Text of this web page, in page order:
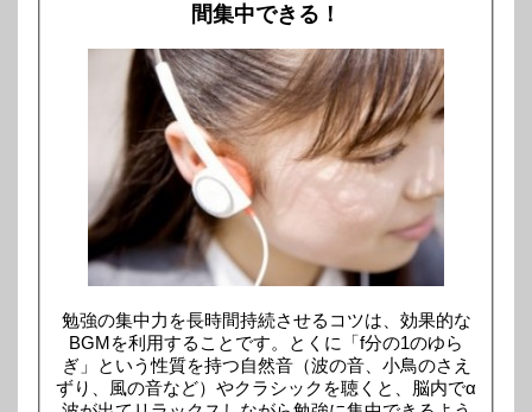
間集中できる！
勉強の集中力を長時間持続させるコツは、効果的な
BGMを利用することです。とくに「f分の1のゆら
ぎ」という性質を持つ自然音（波の音、小鳥のさえ
ずり、風の音など）やクラシックを聴くと、脳内でα